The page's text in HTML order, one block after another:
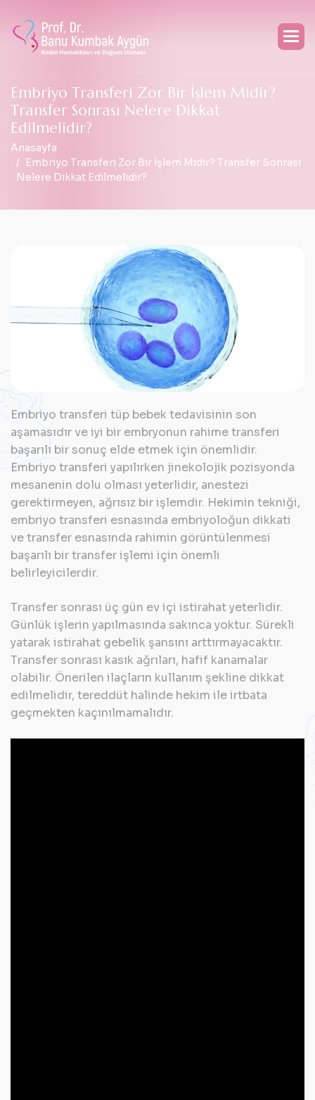
Embriyo Transferi Zor Bir İşlem Midir?
Transfer Sonrası Nelere Dikkat
Edilmelidir?
Anasayfa
Embriyo Transferi Zor Bir İşlem Midir? Transfer Sonrası
Nelere Dikkat Edilmelidir?
Embriyo transferi tüp bebek tedavisinin son
aşamasıdır ve iyi bir embryonun rahime transferi
başarılı bir sonuç elde etmek için önemlidir.
Embriyo transferi yapılırken jinekolojik pozisyonda
mesanenin dolu olması yeterlidir, anestezi
gerektirmeyen, ağrısız bir işlemdir. Hekimin tekniği,
embriyo transferi esnasında embriyoloğun dikkati
ve transfer esnasında rahimin görüntülenmesi
başarılı bir transfer işlemi için önemli
belirleyicilerdir.
Transfer sonrası üç gün ev içi istirahat yeterlidir.
Günlük işlerin yapılmasında sakınca yoktur. Sürekli
yatarak istirahat gebelik şansını arttırmayacaktır.
Transfer sonrası kasık ağrıları, hafif kanamalar
olabilir. Önerilen ilaçların kullanım şekline dikkat
edilmelidir, tereddüt halinde hekim ile irtbata
geçmekten kaçınılmamalıdır.